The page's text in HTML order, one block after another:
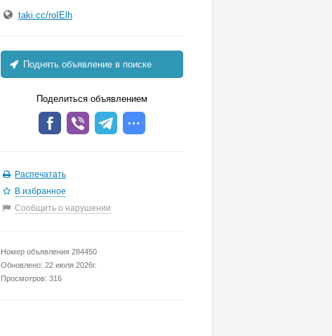
taki.cc/roIElh
Поднять объявление в поиске
Поделиться объявлением
Распечатать
В избранное
Сообщить о нарушении
Номер объявления 284450
Обновлено: 22 июля 2026г.
Просмотров: 316